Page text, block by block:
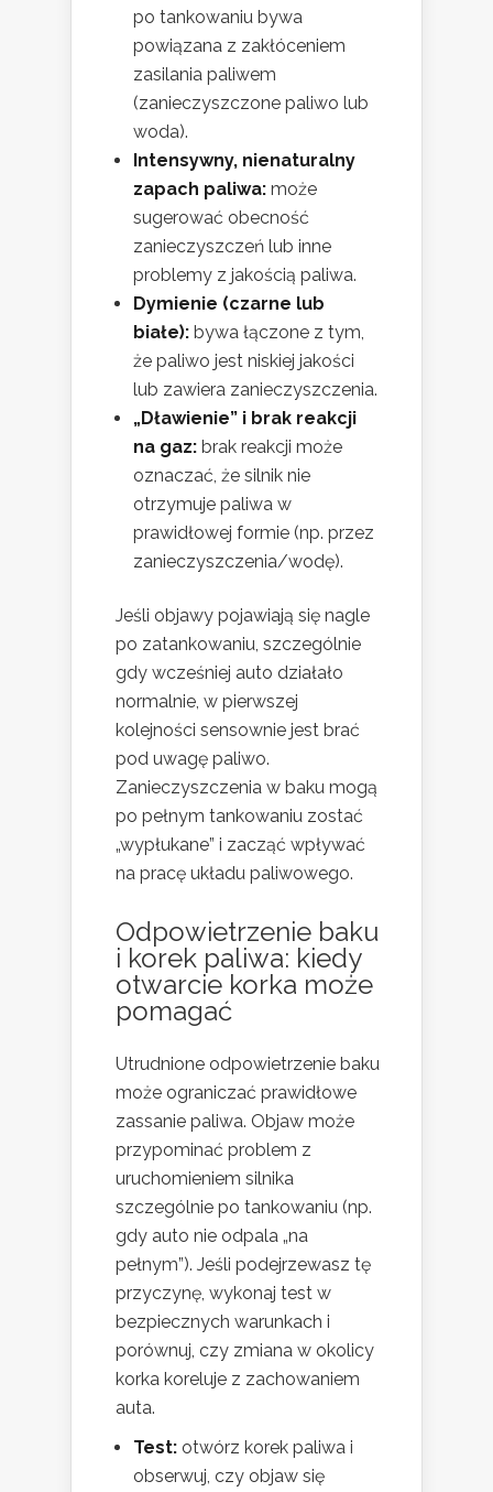
po tankowaniu bywa
powiązana z zakłóceniem
zasilania paliwem
(zanieczyszczone paliwo lub
woda).
Intensywny, nienaturalny
zapach paliwa: może
sugerować obecność
zanieczyszczeń lub inne
problemy z jakością paliwa.
Dymienie (czarne lub
białe): bywa łączone z tym,
że paliwo jest niskiej jakości
lub zawiera zanieczyszczenia.
„Dławienie” i brak reakcji
na gaz: brak reakcji może
oznaczać, że silnik nie
otrzymuje paliwa w
prawidłowej formie (np. przez
zanieczyszczenia/wodę).
Jeśli objawy pojawiają się nagle
po zatankowaniu, szczególnie
gdy wcześniej auto działało
normalnie, w pierwszej
kolejności sensownie jest brać
pod uwagę paliwo.
Zanieczyszczenia w baku mogą
po pełnym tankowaniu zostać
„wypłukane” i zacząć wpływać
na pracę układu paliwowego.
Odpowietrzenie baku
i korek paliwa: kiedy
otwarcie korka może
pomagać
Utrudnione odpowietrzenie baku
może ograniczać prawidłowe
zassanie paliwa. Objaw może
przypominać problem z
uruchomieniem silnika
szczególnie po tankowaniu (np.
gdy auto nie odpala „na
pełnym”). Jeśli podejrzewasz tę
przyczynę, wykonaj test w
bezpiecznych warunkach i
porównuj, czy zmiana w okolicy
korka koreluje z zachowaniem
auta.
Test: otwórz korek paliwa i
obserwuj, czy objaw się